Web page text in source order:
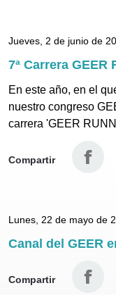
7ª Carrera GEER
Jueves, 2 de junio de
En este año, en el
nuestro congreso
carrera 'GEER
Compartir
Facebook
Canal del GEER
Lunes, 22 de mayo de
Compartir
Facebook